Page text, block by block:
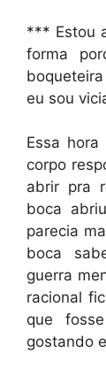
*** Estou
forma
eu sou
Essa
corpo
abrir pra
boca
parecia
boca
guerra
racional
que
gostando